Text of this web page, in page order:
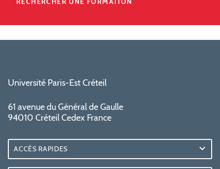
Université Paris-Est Créteil
61 avenue du Général de Gaulle
94010 Créteil Cedex France
ACCÈS RAPIDES